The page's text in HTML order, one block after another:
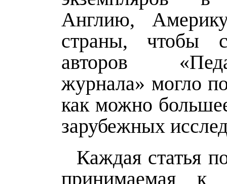
Англию,
страны, чтобы
авторов
журнала» могло
как можно
зарубежных
Каждая статья
принимаемая к